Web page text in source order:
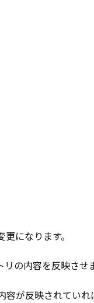
になります。
の内容を反映させ
が反映されていれ